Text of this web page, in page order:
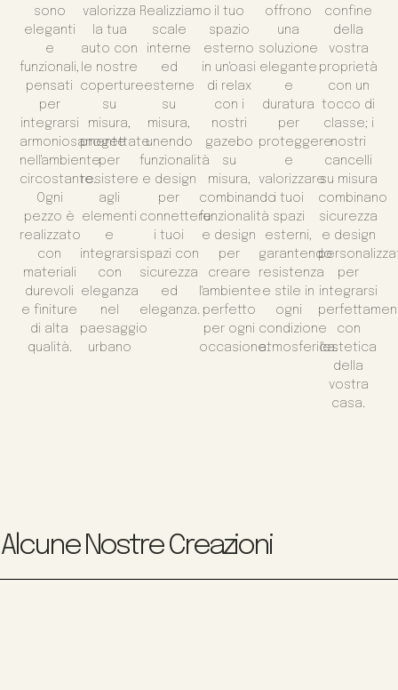
sono
eleganti
e
funzionali,
pensati
per
integrarsi
armoniosamente
nell'ambiente
circostante.
Ogni
pezzo è
realizzato
con
materiali
durevoli
e finiture
di alta
qualità.
valorizza
la tua
auto con
le nostre
coperture
su
misura,
progettate
per
resistere
agli
elementi
e
integrarsi
con
eleganza
nel
paesaggio
urbano
Realizziamo
scale
interne
ed
esterne
su
misura,
unendo
funzionalità
e design
per
connettere
i tuoi
spazi con
sicurezza
ed
eleganza.
il tuo
spazio
esterno
in un'oasi
di relax
con i
nostri
gazebo
su
misura,
combinando
funzionalità
e design
per
creare
l'ambiente
perfetto
per ogni
occasione.
offrono
una
soluzione
elegante
e
duratura
per
proteggere
e
valorizzare
i tuoi
spazi
esterni,
garantendo
resistenza
e stile in
ogni
condizione
atmosferica.
confine
della
vostra
proprietà
con un
tocco di
classe; i
nostri
cancelli
su misura
combinano
sicurezza
e design
per
integrarsi
con
l'estetica
della
vostra
casa.
Alcune Nostre Creazioni